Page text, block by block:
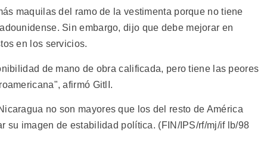
maquilas del ramo de la vestimenta porque no tiene
Sin embargo, dijo que debe mejorar en
en los servicios.
de mano de obra calificada, pero tiene las peores
afirmó GitlI.
no son mayores que los del resto de América
su imagen de estabilidad política. (FIN/IPS/rf/mj/if lb/98